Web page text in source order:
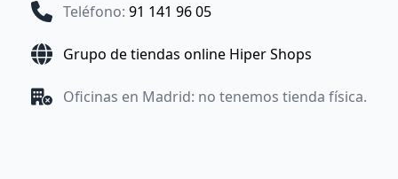
Teléfono: 91 141 96 05
Grupo de tiendas online Hiper Shops
Oficinas en Madrid: no tenemos tienda física.